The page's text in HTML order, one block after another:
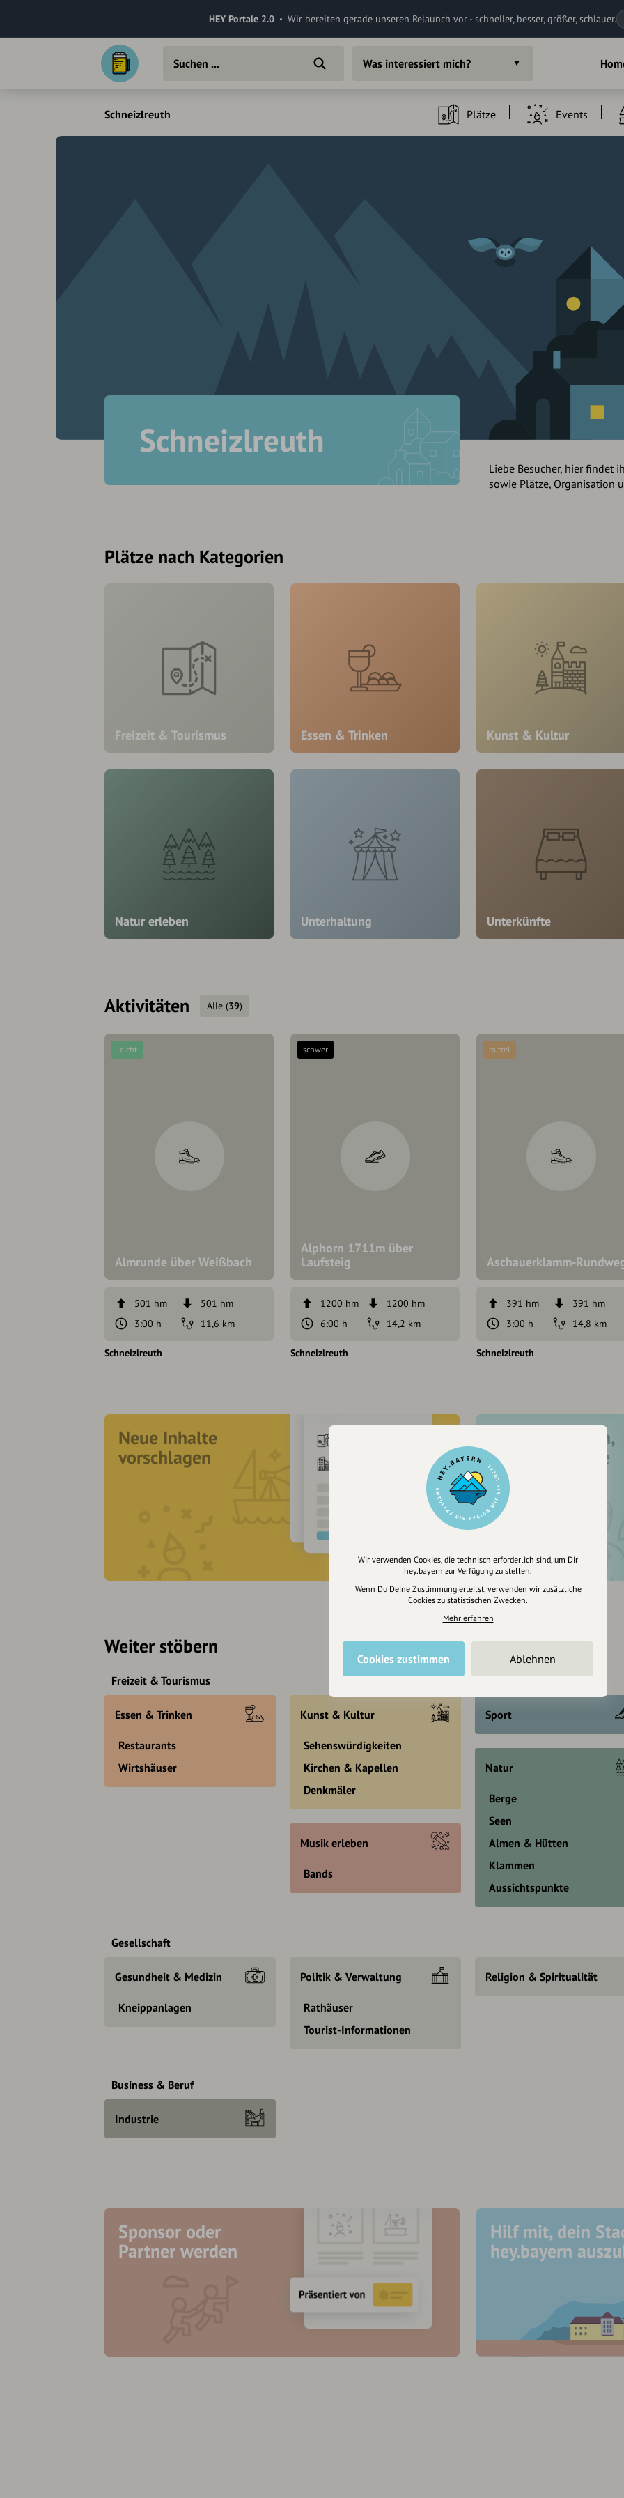
HEY Portale 2.0 Wir bereiten gerade unseren Relaunch vor - schneller, besser, größer, schlauer.
Was interessiert mich?
Schneizlreuth Plätze Events
Schneizlreuth
Liebe Besucher, hier findet
sowie Plätze, Organisation
Plätze nach Kategorien
Freizeit & Tourismus Essen & Trinken Kunst & Kultur
Natur erleben Unterhaltung Unterkünfte
Aktivitäten Alle (39)
Almrunde über Weißbach
leicht
501 hm
501 hm
3:00 h
11,6 km
Schneizlreuth
Alphorn 1711m über
Laufsteig
schwer
1200 hm
1200 hm
6:00 h
14,2 km
Schneizlreuth
Aschauerklamm-
mittel
391 hm
391 hm
3:00 h
14,8 km
Schneizlreuth
Neue Inhalte
vorschlagen
Registriere dich,
um dir Einträge
zu merken
Weiter stöbern
Freizeit & Tourismus
Essen & Trinken
Restaurants
Wirtshäuser
Kunst & Kultur
Sehenswürdigkeiten
Kirchen & Kapellen
Denkmäler
Musik erleben
Bands
Sport
Natur
Berge
Seen
Almen & Hütten
Klammen
Aussichtspunkte
Gesellschaft
Gesundheit & Medizin
Kneippanlagen
Politik & Verwaltung
Rathäuser
Tourist-Informationen
Religion & Spiritualität
Business & Beruf
Industrie
Sponsor oder
Partner werden
Hilf mit, dein
hey.bayern
Wir verwenden Cookies, die technisch erforderlich sind, um Dir
hey.bayern zur Verfügung zu stellen.
Wenn Du Deine Zustimmung erteilst, verwenden wir zusätzliche
Cookies zu statistischen Zwecken.
Mehr erfahren
Cookies zustimmen Ablehnen